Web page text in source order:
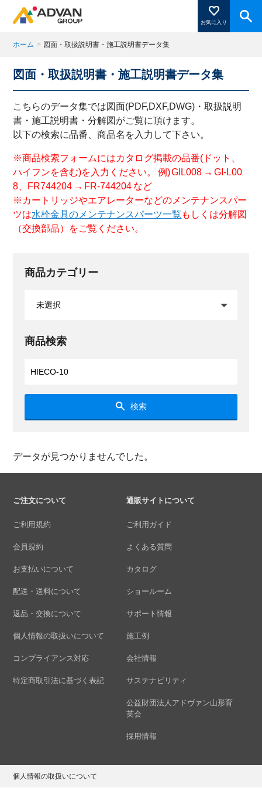
お気に入り
商品ページにある「お気に入り登録」を押すと登録した
商品がここに表示されます。
ホーム > 図面・取扱説明書・施工説明書データ集
図面・取扱説明書・施工説明書データ集
こちらのデータ集では図面(PDF,DXF,DWG)・取扱説明
書・施工説明書・分解図がご覧に頂けます。
以下の検索に品番、商品名を入力して下さい。
※商品検索フォームにはカタログ掲載の品番(ドット、
ハイフンを含む)を入力ください。 例) GIL008 → GI-L00
8、FR744204 → FR-744204 など
※カートリッジやエアレーターなどのメンテナンスパー
ツは水栓金具のメンテナンスパーツ一覧 もしくは分解図
（交換部品）をご覧ください。
商品カテゴリー
商品検索
検索
データが見つかりませんでした。
ご注文について
ご利用規約
会員規約
お支払いについて
配送・送料について
返品・交換について
個人情報の取扱いについて
コンプライアンス対応
特定商取引法に基づく表記
通販サイトについて
ご利用ガイド
よくある質問
カタログ
ショールーム
サポート情報
施工例
会社情報
サステナビリティ
公益財団法人アドヴァン山形育
英会
採用情報
個人情報の取扱いについて